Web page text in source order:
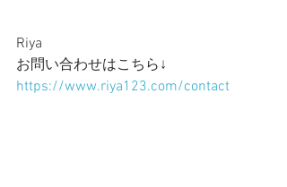
Riya
お問い合わせはこちら↓
https://www.riya123.com/contact